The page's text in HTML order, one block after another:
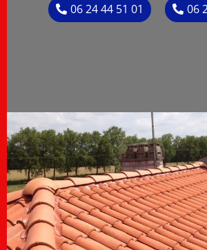
06 24 44 51 01 06